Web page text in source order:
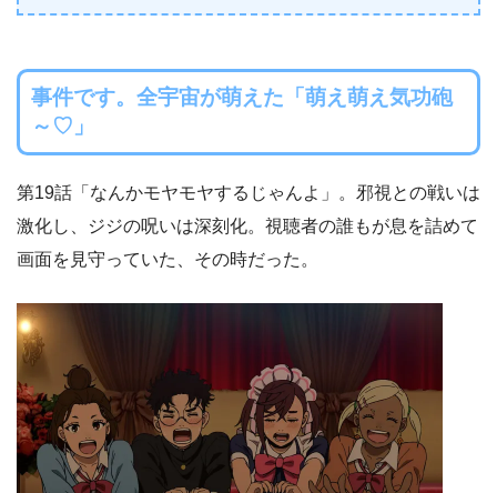
事件です。全宇宙が萌えた「萌え萌え気功砲
～♡」
第19話「なんかモヤモヤするじゃんよ」。邪視との戦いは
激化し、ジジの呪いは深刻化。視聴者の誰もが息を詰めて
画面を見守っていた、その時だった。